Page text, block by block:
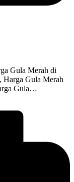
Gula Merah di
Harga Gula Merah
Gula…